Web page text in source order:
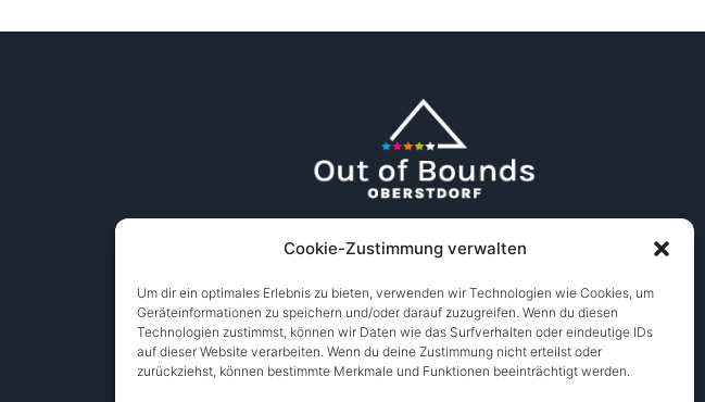
Cookie-Zustimmung verwalten
Um dir ein optimales Erlebnis zu bieten, verwenden wir Technologien wie Cookies, um
Geräteinformationen zu speichern und/oder darauf zuzugreifen. Wenn du diesen
Technologien zustimmst, können wir Daten wie das Surfverhalten oder eindeutige IDs
auf dieser Website verarbeiten. Wenn du deine Zustimmung nicht erteilst oder
zurückziehst, können bestimmte Merkmale und Funktionen beeinträchtigt werden.